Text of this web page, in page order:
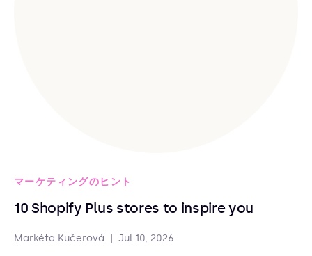
マーケティングのヒント
10 Shopify Plus stores to inspire you
Markéta Kučerová Jul 10, 2026